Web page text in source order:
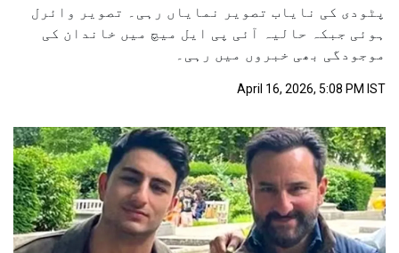
پٹودی کی نایاب تصویر نمایاں رہی۔ تصویر وائرل
ہوئی جبکہ حالیہ آئی پی ایل میچ میں خاندان کی
موجودگی بھی خبروں میں رہی۔
April 16, 2026, 5:08 PM IST